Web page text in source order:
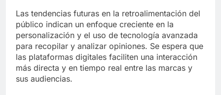
Las tendencias futuras en la retroalimentación del
público indican un enfoque creciente en la
personalización y el uso de tecnología avanzada
para recopilar y analizar opiniones. Se espera que
las plataformas digitales faciliten una interacción
más directa y en tiempo real entre las marcas y
sus audiencias.